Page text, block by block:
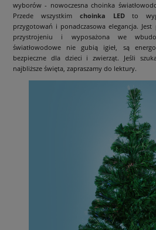
wyborów - nowoczesna choinka
Przede wszystkim choinka LEDto
przygotowań i ponadczasowa elegancja.
przystrojeniu i wyposażona we
światłowodowe nie gubią igieł, są
bezpieczne dla dzieci i zwierząt. Jeśli
najbliższe święta, zapraszamy do lektury.